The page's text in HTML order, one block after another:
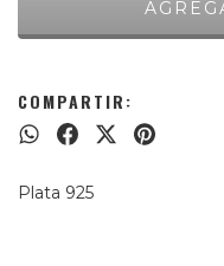
COMPARTIR:
Plata 925